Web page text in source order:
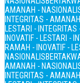
AMANAH -
INTEGRITAS -
LESTARI -
INOVATIF - LESTARI -
RAMAH - INOVATIF -
NASIONALIS
AMANAH -
INTEGRITAS -